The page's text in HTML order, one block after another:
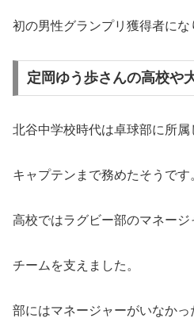
初の男性グランプリ獲得者にな
定岡ゆう歩さんの高校や
北谷中学校時代は卓球部に所属
キャプテンまで務めたそうです
高校ではラグビー部のマネージ
チームを支えました。
部にはマネージャーがいなかっ